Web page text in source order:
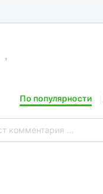
По популярности